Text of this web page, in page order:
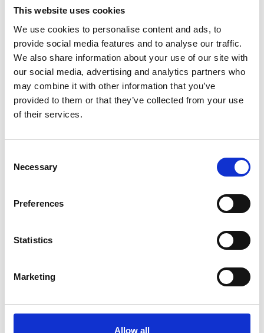
This website uses cookies
We use cookies to personalise content and ads, to
provide social media features and to analyse our traffic.
We also share information about your use of our site with
our social media, advertising and analytics partners who
may combine it with other information that you’ve
provided to them or that they’ve collected from your use
of their services.
Selection
Necessary
Preferences
Statistics
Marketing
Allow all
RIEM Italy Srl e l’utilizzo dell’aria compressa oil-free
nella lavorazione della carta
Uncategorized
ByGermana FalconeJanuary 14, 2026 1m 26s
RIEM Italy è un'azienda italiana
specializzata nella revisione e
essiccatori e accessori per l'industria. Uno
dei…